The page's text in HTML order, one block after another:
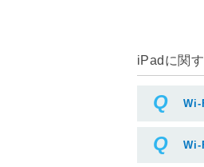
iPadに関
Wi-
Wi-